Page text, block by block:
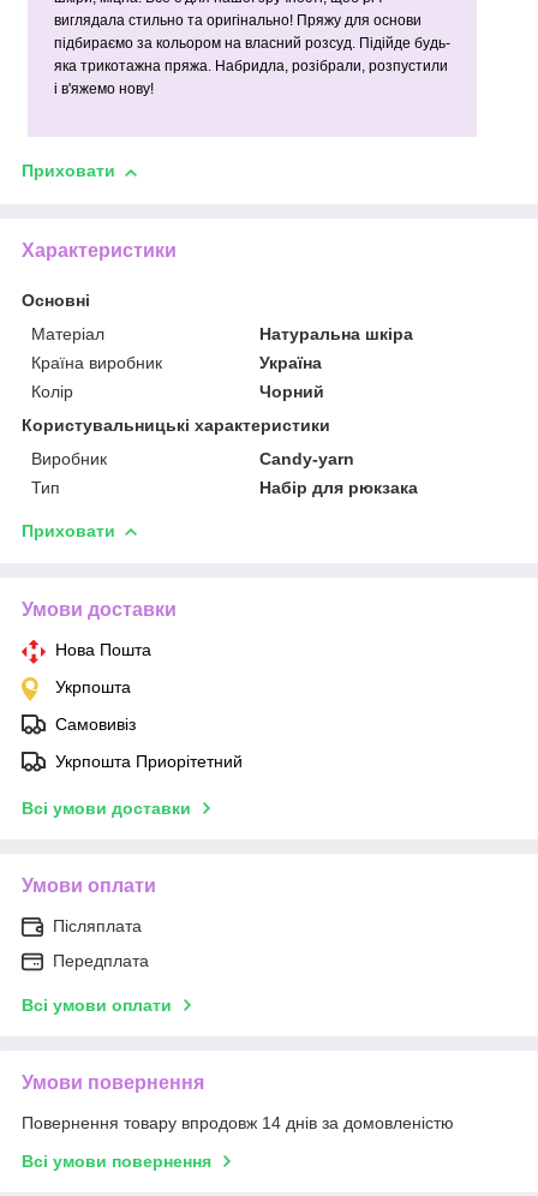
виглядала стильно та оригінально! Пряжу для основи
підбираємо за кольором на власний розсуд. Підійде будь-
яка трикотажна пряжа. Набридла, розібрали, розпустили
і в'яжемо нову!
Приховати
Характеристики
Основні
Матеріал
Натуральна шкіра
Країна виробник
Україна
Колір
Чорний
Користувальницькі характеристики
Виробник
Candy-yarn
Тип
Набір для рюкзака
Приховати
Умови доставки
Нова Пошта
Укрпошта
Самовивіз
Укрпошта Приорітетний
Всі умови доставки
Умови оплати
Післяплата
Передплата
Всі умови оплати
Умови повернення
Повернення товару впродовж 14 днів за домовленістю
Всі умови повернення